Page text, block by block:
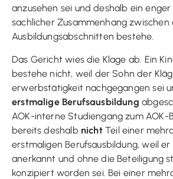
anzusehen sei und deshalb ein
sachlicher Zusammenhang zwischen
Ausbildungsabschnitten bestehe.
Das Gericht wies die Klage ab. Ein
bestehe nicht, weil der Sohn der
erwerbstätigkeit nachgegangen sei
erstmalige Berufsausbildung
AOK-interne Studiengang zum AOK-
bereits deshalb nichtTeil einer
erstmaligen Berufsausbildung, weil er
anerkannt und ohne die Beteiligung
konzipiert worden sei. Bei einer